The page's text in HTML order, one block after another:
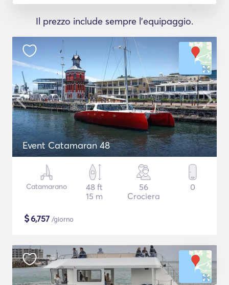
Il prezzo include sempre l'equipaggio.
Event Catamaran 48
Catamarano
48 ft
15 m
56
Crociera
0
$6,757 /giorno